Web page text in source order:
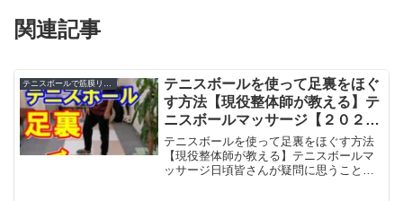
関連記事
テニスボールを使って足裏をほぐ
す方法【現役整体師が教える】テ
ニスボールマッサージ【２０２０
最新版】
テニスボールを使って足裏をほぐす方法
【現役整体師が教える】テニスボールマ
ッサージ日頃皆さんが疑問に思うことを